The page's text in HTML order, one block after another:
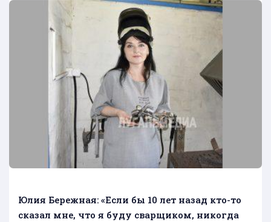
Юлия Бережная: «Если бы 10 лет назад кто-то
сказал мне, что я буду сварщиком, никогда